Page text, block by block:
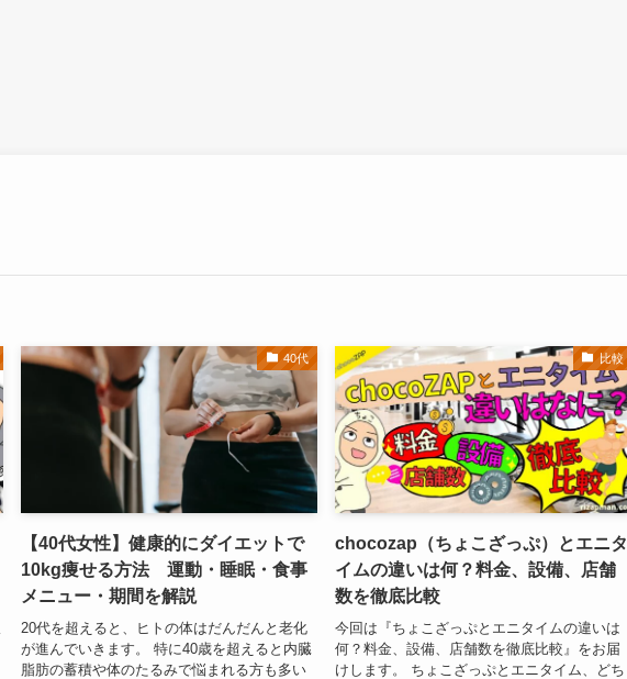
40代
【40代女性】健康的にダイエットで
10kg痩せる方法 運動・睡眠・食事
メニュー・期間を解説
20代を超えると、ヒトの体はだんだんと老化
が進んでいきます。 特に40歳を超えると内臓
脂肪の蓄積や体のたるみで悩まれる方も多い
比較
chocozap（ちょこざっぷ）とエニタ
イムの違いは何？料金、設備、店舗
数を徹底比較
今回は『ちょこざっぷとエニタイムの違いは
何？料金、設備、店舗数を徹底比較』をお届
けします。 ちょこざっぷとエニタイム、どち